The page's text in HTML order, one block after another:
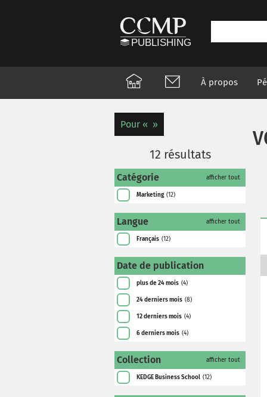
À propos
Pour
12 résultats
Catégorie afficher tout
Marketing (12)
Langue afficher tout
Français (12)
Date de publication
plus de 24 mois (4)
24 derniers mois (8)
12 derniers mois (4)
6 derniers mois (4)
Collection afficher tout
KEDGE Business School (12)